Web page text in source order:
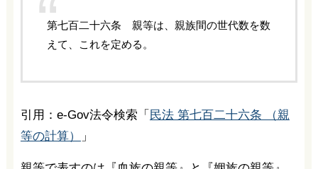
第七百二十六条 親等は、親族間の世代数を数
えて、これを定める。
引用：e-Gov法令検索「 民法 第七百二十六条 （親
等の計算）
」